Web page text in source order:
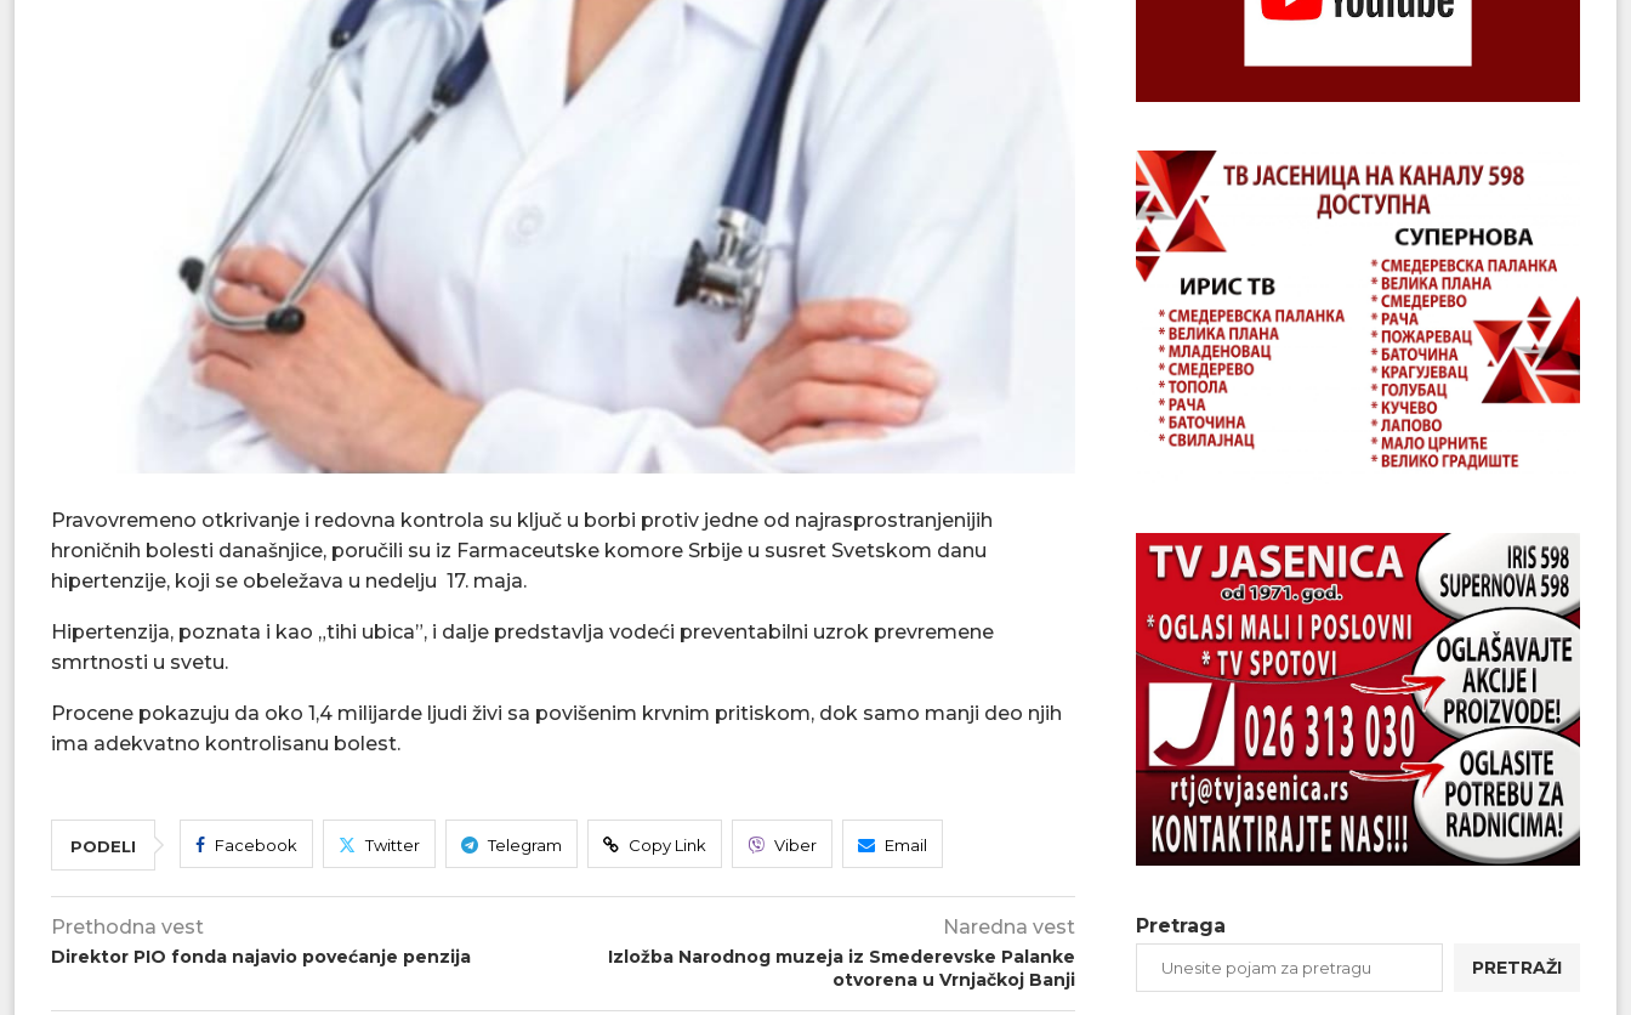
Pravovremeno otkrivanje i redovna kontrola su ključ u borbi protiv jedne od najrasprostranjenijih
hroničnih bolesti današnjice, poručili su iz Farmaceutske komore Srbije u susret Svetskom danu
hipertenzije, koji se obeležava u nedelju 17. maja.
Hipertenzija, poznata i kao „tihi ubica”, i dalje predstavlja vodeći preventabilni uzrok prevremene
smrtnosti u svetu.
Procene pokazuju da oko 1,4 milijarde ljudi živi sa povišenim krvnim pritiskom, dok samo manji deo njih
ima adekvatno kontrolisanu bolest.
PODELI Facebook Twitter Telegram Copy Link Viber Email
Prethodna vest
Direktor PIO fonda najavio povećanje penzija
Naredna vest
Izložba Narodnog muzeja iz Smederevske Palanke
otvorena u Vrnjačkoj Banji
Pretraga
PRETRAŽI